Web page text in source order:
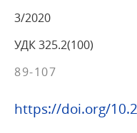
3/2020
УДК 325.2(100)
89-107
https://doi.org/